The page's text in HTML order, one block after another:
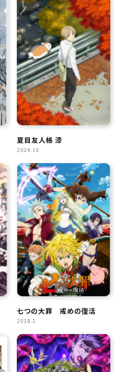
夏目友人帳 漆
2024.10
七つの大罪 戒めの復活
2018.1